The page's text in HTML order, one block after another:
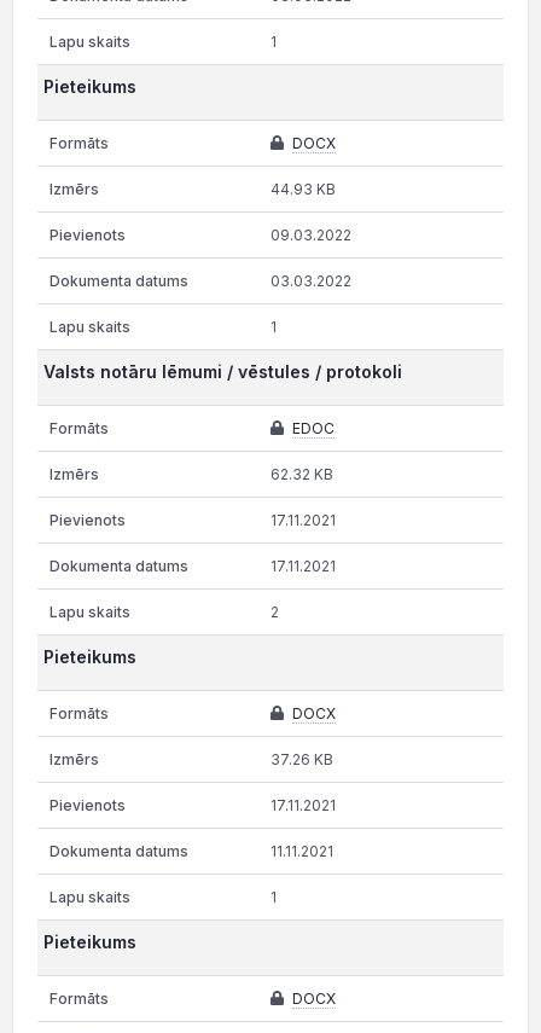
1
Pieteikums
DOCX
44.93 KB
09.03.2022
03.03.2022
1
Valsts notāru lēmumi / vēstules / protokoli
EDOC
62.32 KB
17.11.2021
17.11.2021
2
Pieteikums
DOCX
37.26 KB
17.11.2021
11.11.2021
1
Pieteikums
DOCX